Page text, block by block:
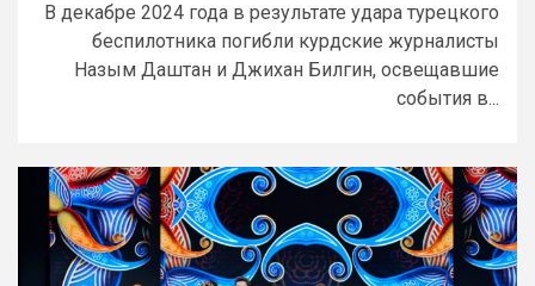
В декабре 2024 года в результате удара турецкого
беспилотника погибли курдские журналисты
Назым Даштан и Джихан Билгин, освещавшие
события в...